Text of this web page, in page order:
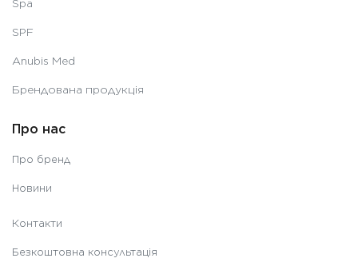
Spa
SPF
Anubis Med
Брендована продукція
Про нас
Про бренд
Новини
Контакти
Безкоштовна консультація